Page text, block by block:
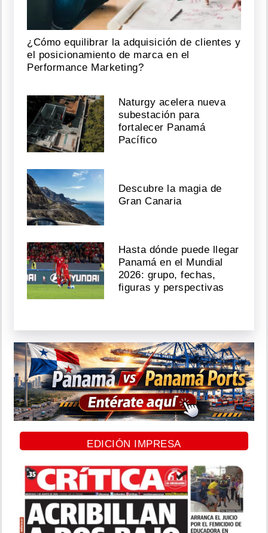
¿Cómo equilibrar la adquisición de clientes y
el posicionamiento de marca en el
Performance Marketing?
Naturgy acelera nueva
subestación para
fortalecer Panamá
Pacífico
Descubre la magia de
Gran Canaria
Hasta dónde puede llegar
Panamá en el Mundial
2026: grupo, fechas,
figuras y perspectivas
EDICIÓN IMPRESA